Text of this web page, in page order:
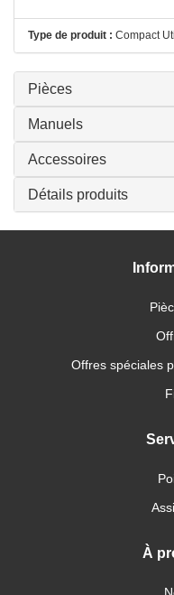
Type de produit : Compact
Pièces
Manuels
Accessoires
Détails produits
Offres spéciales
À